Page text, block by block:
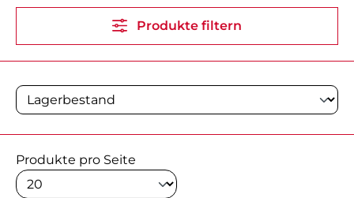
Produkte filtern
Produkte pro Seite